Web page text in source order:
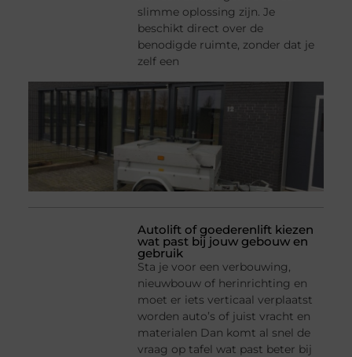
slimme oplossing zijn. Je
beschikt direct over de
benodigde ruimte, zonder dat je
zelf een
Autolift of goederenlift kiezen
wat past bij jouw gebouw en
gebruik
Sta je voor een verbouwing,
nieuwbouw of herinrichting en
moet er iets verticaal verplaatst
worden auto’s of juist vracht en
materialen Dan komt al snel de
vraag op tafel wat past beter bij